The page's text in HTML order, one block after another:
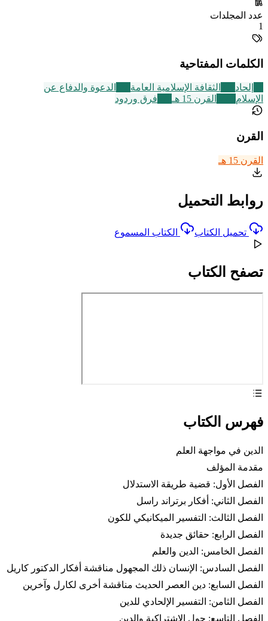
عدد المجلدات
1
الكلمات المفتاحية
إلحاد الثقافة الإسلامية العامة
الدعوة والدفاع عن
الإسلام
القرن 15 هـ فرق وردود
القرن
القرن 15 هـ
روابط التحميل
تحميل الكتاب الكتاب المسموع
تصفح الكتاب
فهرس الكتاب
الدين في مواجهة العلم
مقدمة المؤلف
الفصل الأول: قضية طريقة الاستدلال
الفصل الثاني: أفكار برتراند راسل
الفصل الثالث: التفسير الميكانيكي للكون
الفصل الرابع: حقائق جديدة
الفصل الخامس: الدين والعلم
الفصل السادس: الإنسان ذلك المجهول مناقشة أفكار الدكتور كاريل
الفصل السابع: دين العصر الحديث مناقشة أخرى لكارل وآخرين
الفصل الثامن: التفسير الإلحادي للدين
الفصل التاسع: حول الاشتراكية والدين